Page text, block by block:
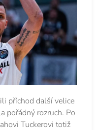
příchod další velice
pořádný rozruch. Po
Tuckerovi totiž